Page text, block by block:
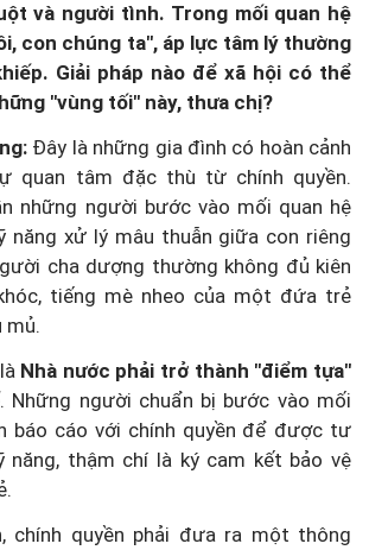
và người tình. Trong mối quan hệ
con chúng ta", áp lực tâm lý thường
Giải pháp nào để xã hội có thể
"vùng tối" này, thưa chị?
Đây là những gia đình có hoàn cảnh
quan tâm đặc thù từ chính quyền.
những người bước vào mối quan hệ
năng xử lý mâu thuẫn giữa con riêng
cha dượng thường không đủ kiên
tiếng mè nheo của một đứa trẻ
mủ.
Nhà nước phải trở thành "điểm tựa"
. Những người chuẩn bị bước vào mối
báo cáo với chính quyền để được tư
năng, thậm chí là ký cam kết bảo vệ
chính quyền phải đưa ra một thông